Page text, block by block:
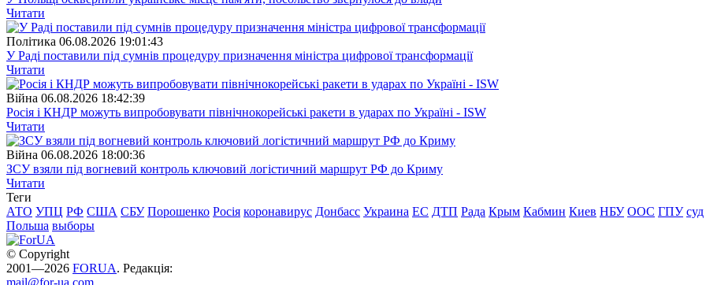
Читати
Полiтика 06.08.2026 19:01:43
У Раді поставили під сумнів процедуру призначення міністра цифрової трансформації
Читати
Війна 06.08.2026 18:42:39
Росія і КНДР можуть випробовувати північнокорейські ракети в ударах по Україні - ISW
Читати
Війна 06.08.2026 18:00:36
ЗСУ взяли під вогневий контроль ключовий логістичний маршрут РФ до Криму
Читати
Теги
АТО УПЦ РФ США СБУ Порошенко Росія коронавирус Донбасс Украина ЕС ДТП Рада Крым Кабмин Киев НБУ ООС ГПУ суд
Польша выборы
© Copyright
2001—2026 FORUA. Редакція:
mail@for-ua.com